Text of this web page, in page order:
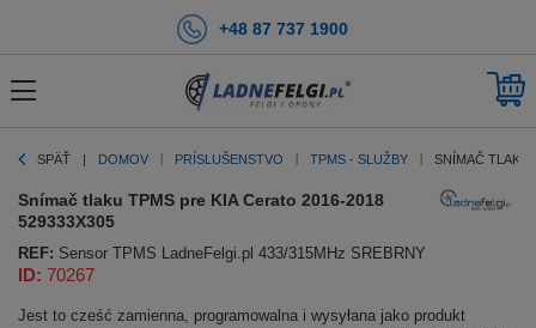
+48 87 737 1900
SPÄŤ DOMOV PRÍSLUŠENSTVO TPMS - SLUŽBY SNÍMAČ TLAKU
Snímač tlaku TPMS pre KIA Cerato 2016-2018
529333X305
REF: Sensor TPMS LadneFelgi.pl 433/315MHz SREBRNY
ID: 70267
Jest to cześć zamienna, programowalna i wysyłana jako produkt